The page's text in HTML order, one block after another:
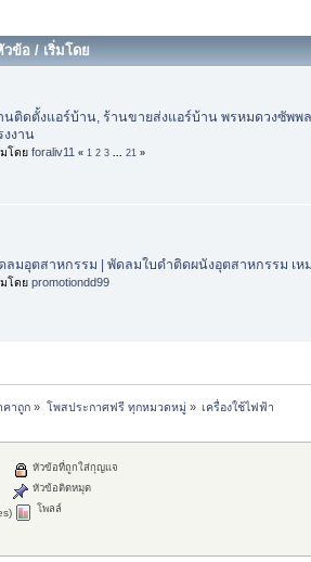
วข้อ / เริ่มโดย
นติดตั้งแอร์บ้าน, ร้านขายส่งแอร์บ้าน พรหมดวงซัพพ
งงาน
มโดย foraliv11 « 1 2 3 21 »
ลมอุตสาหกรรม | พัดลมใบดำติดผนังอุตสาหกรรม เห
มโดย promotiondd99
คาถูก » โพสประกาศฟรี ทุกหมวดหมู่» เครื่องใช้ไฟฟ้า
หัวข้อที่ถูกใส่กุญแจ
หัวข้อติดหมุด
โพลล์